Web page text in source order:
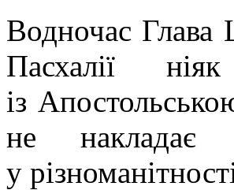
Водночас Глава
Пасхалії
із
не накладає
у